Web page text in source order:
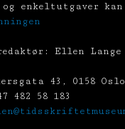
og enkeltutgaver
Ellen Lange
43, 0158 Oslo
482 58 183